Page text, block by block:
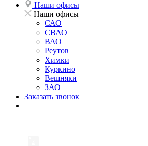
Наши офисы
Наши офисы
САО
СВАО
ВАО
Реутов
Химки
Куркино
Вешняки
ЗАО
Заказать звонок